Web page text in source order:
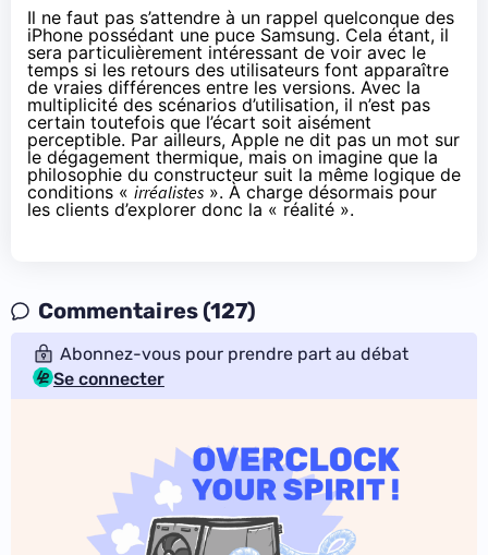
Il ne faut pas s’attendre à un rappel quelconque des
iPhone possédant une puce Samsung. Cela étant, il
sera particulièrement intéressant de voir avec le
temps si les retours des utilisateurs font apparaître
de vraies différences entre les versions. Avec la
multiplicité des scénarios d’utilisation, il n’est pas
certain toutefois que l’écart soit aisément
perceptible. Par ailleurs, Apple ne dit pas un mot sur
le dégagement thermique, mais on imagine que la
philosophie du constructeur suit la même logique de
conditions « irréalistes ». À charge désormais pour
les clients d’explorer donc la « réalité ».
Commentaires (127)
Abonnez-vous pour prendre part au débat
Se connecter